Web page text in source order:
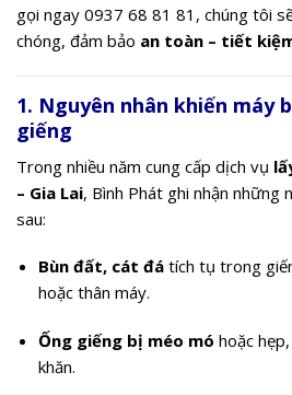
gọi ngay 0937 68 81 81, chúng tôi
chóng, đảm bảo an toàn – tiết
1. Nguyên nhân khiến máy
giếng
Trong nhiều năm cung cấp dịch vụ
– Gia Lai, Bình Phát ghi nhận những
sau:
Bùn đất, cát đátích tụ trong
hoặc thân máy.
Ống giếng bị méo mó hoặc
khăn.